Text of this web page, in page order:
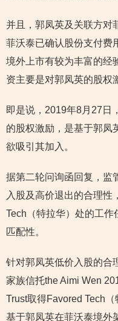
并且，郭凤英及关联方对
菲沃泰已确认股份支付费
境外上市有较为丰富的经
资主要是对郭凤英的股权
即是说，2019年8月27日
的股权激励，是基于郭凤
欲吸引其加入。
据第二轮问询函回复，监
入股及高价退出的合理性
Tech（特拉华）处的工
匹配性。
针对郭凤英低价入股的合
家族信托the Aimi Wen
Trust取得Favored Tech
基于郭凤英在菲沃泰境外